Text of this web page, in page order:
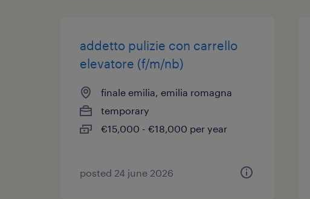
addetto pulizie con carrello
elevatore (f/m/nb)
finale emilia, emilia romagna
temporary
€15,000 - €18,000 per year
posted 24 june 2026